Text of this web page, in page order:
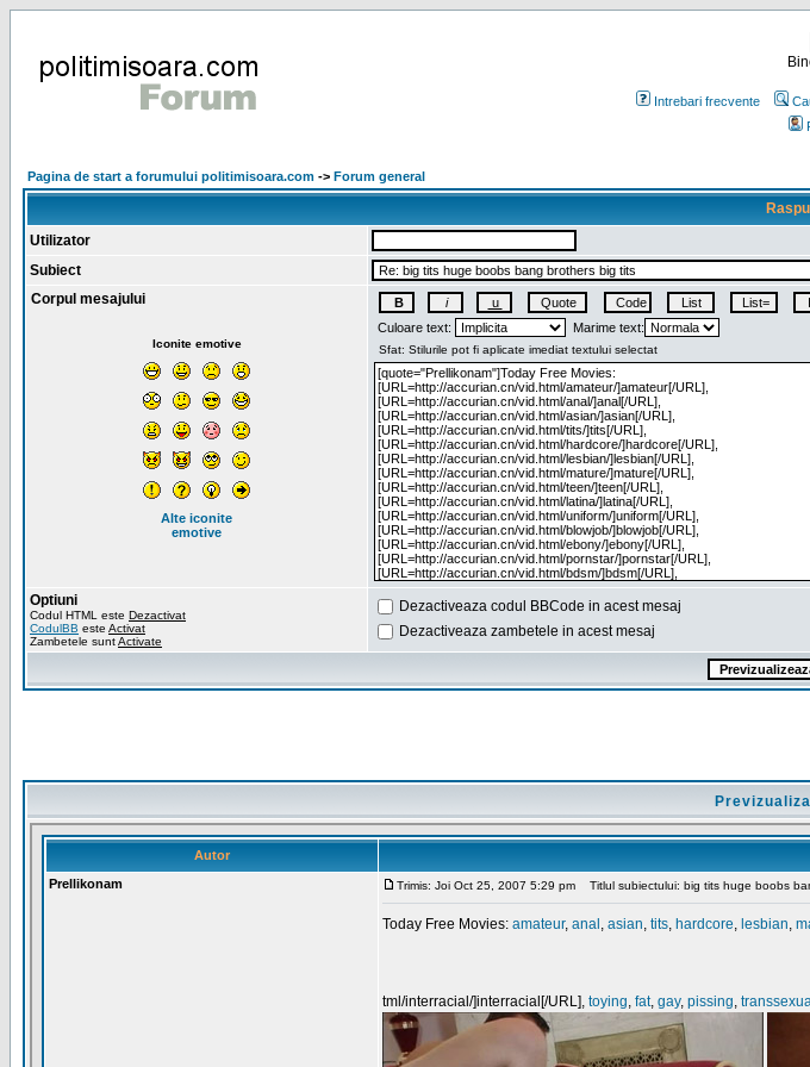
Intrebari frecvente
Pagina de start a forumului politimisoara.com -> Forum general
Utilizator
Subiect
Corpul mesajului
Iconite emotive
Alte iconite
emotive
Culoare text: Marime text:
Optiuni
Codul HTML este Dezactivat
CodulBB este Activat
Zambetele suntActivate
Dezactiveaza codul BBCode in acest mesaj
Dezactiveaza zambetele in acest mesaj